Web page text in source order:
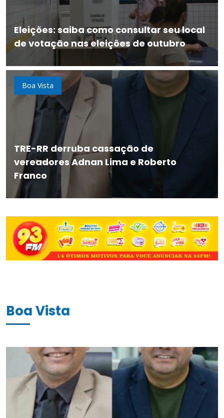
Eleições: saiba como consultar seu local
de votação nas eleições de outubro
Boa Vista
TRE-RR derruba cassação de
vereadores Adnan Lima e Roberto
Franco
Boa Vista